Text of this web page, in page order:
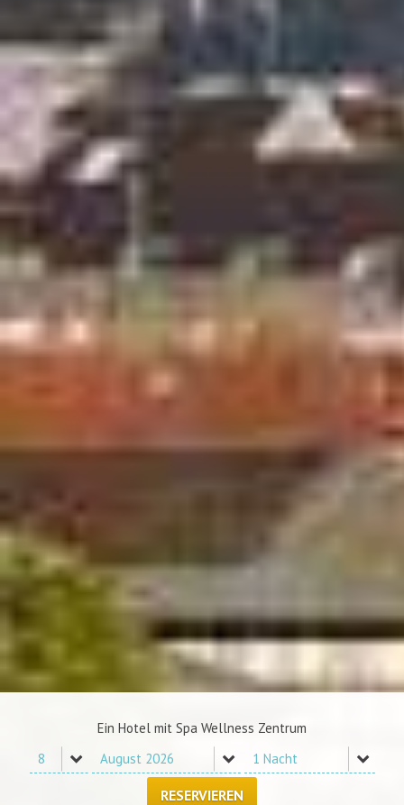
Ein Hotel mit Spa Wellness Zentrum
RESERVIEREN